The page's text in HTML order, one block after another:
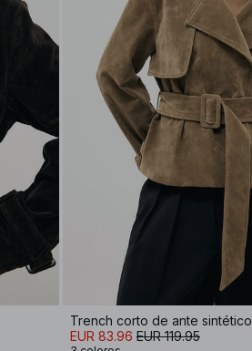
Trench corto de ante sintético
EUR 83.96 EUR 119.95